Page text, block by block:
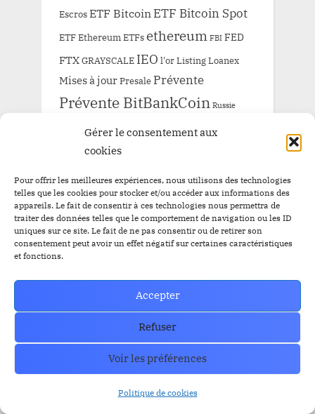
Gérer le consentement aux
cookies
Pour offrir les meilleures expériences, nous utilisons des technologies
telles que les cookies pour stocker et/ou accéder aux informations des
appareils. Le fait de consentir à ces technologies nous permettra de
traiter des données telles que le comportement de navigation ou les ID
uniques sur ce site. Le fait de ne pas consentir ou de retirer son
consentement peut avoir un effet négatif sur certaines caractéristiques
et fonctions.
Accepter
Refuser
Voir les préférences
Politique de cookies
EscrosETF Bitcoin ETF Bitcoin Spot
ETF Ethereum ETFs ethereum FBI FED
FTXGRAYSCALE IEO l'orListingLoanex
Mises à jourPresale Prévente
Prévente BitBankCoin Russie
Solana StakingTethertron
ARCHIVE
ARCHIVE
How can we help you?
Contact our support team if you need
help or have any questions?